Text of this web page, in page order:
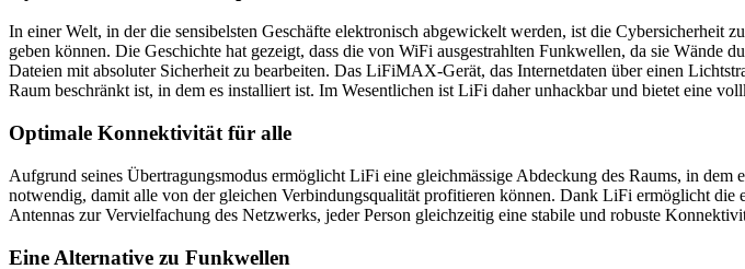
In einer Welt, in der die sensibelsten Geschäfte elektronisch abgewickelt werden, ist die
geben können. Die Geschichte hat gezeigt, dass die von WiFi ausgestrahlten Funkwellen, da sie
Dateien mit absoluter Sicherheit zu bearbeiten. Das LiFiMAX-Gerät, das Internetdaten über einen
Raum beschränkt ist, in dem es installiert ist. Im Wesentlichen ist LiFi daher unhackbar und bietet eine
Optimale Konnektivität für alle
Aufgrund seines Übertragungsmodus ermöglicht LiFi eine gleichmässige Abdeckung des Raums, in
notwendig, damit alle von der gleichen Verbindungsqualität profitieren können. Dank LiFi ermöglicht
Antennas zur Vervielfachung des Netzwerks, jeder Person gleichzeitig eine stabile und robuste
Eine Alternative zu Funkwellen